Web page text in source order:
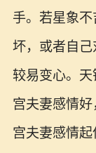
手。若星象
坏，或者自
较易变心。
宫夫妻感情
宫夫妻感情